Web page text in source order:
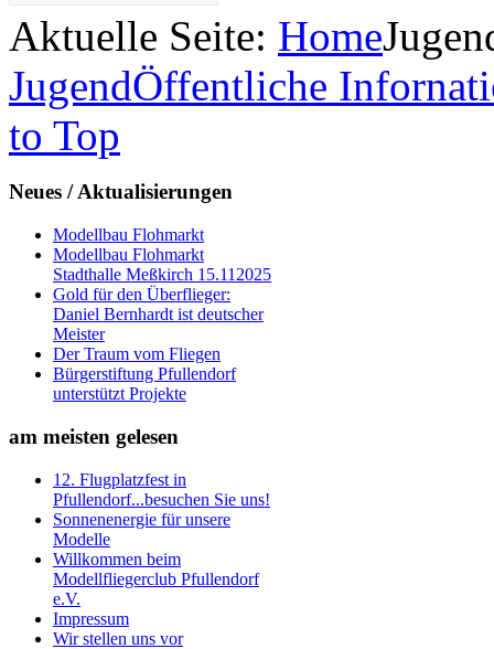
Aktuelle Seite: Home
JugendÖffentliche
to Top
Neues / Aktualisierungen
Modellbau Flohmarkt
Modellbau Flohmarkt
Stadthalle Meßkirch 15.112025
Gold für den Überflieger:
Daniel Bernhardt ist deutscher
Meister
Der Traum vom Fliegen
Bürgerstiftung Pfullendorf
unterstützt Projekte
am meisten gelesen
12. Flugplatzfest in
Pfullendorf...besuchen Sie uns!
Sonnenenergie für unsere
Modelle
Willkommen beim
Modellfliegerclub Pfullendorf
e.V.
Impressum
Wir stellen uns vor